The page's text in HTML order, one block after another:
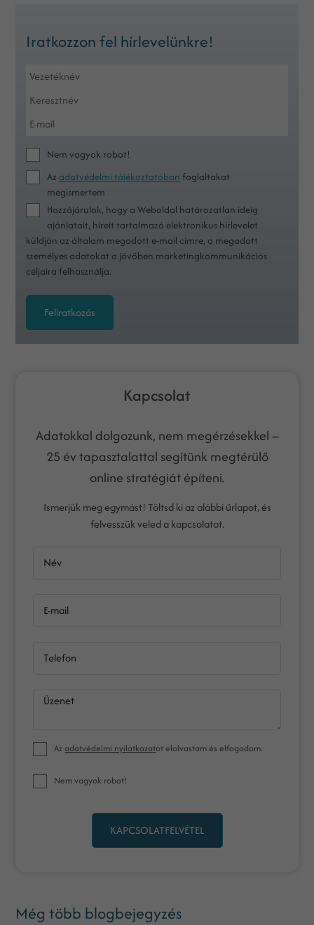
Iratkozzon fel hírlevelünkre!
Nem vagyok robot!
Azadatvédelmi tájékoztatóban foglaltakat
megismertem
Hozzájárulok, hogy a Weboldal határozatlan ideig
ajánlatait, híreit tartalmazó elektronikus hírlevelet
küldjön az általam megadott e-mail címre, a megadott
személyes adatokat a jövőben marketingkommunikációs
céljaira felhasználja.
Feliratkozás
Kapcsolat
Adatokkal dolgozunk, nem megérzésekkel –
25 év tapasztalattal segítünk megtérülő
online stratégiát építeni.
Ismerjük meg egymást! Töltsd ki az alábbi űrlapot, és
felvesszük veled a kapcsolatot.
Név
E-mail
Telefon
Üzenet
Azadatvédelmi nyilatkozatot elolvastam és elfogadom.
Nem vagyok robot!
KAPCSOLATFELVÉTEL
Még több blogbejegyzés